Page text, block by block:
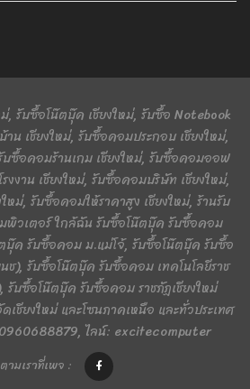
, รับซื้อโน๊ตบุ๊ค เชียงใหม่, รับซื้อ Notebook
น เชียงใหม่, รับซื้อคอมประกอบ เชียงใหม่,
บซื้อคอมร้านเกม เชียงใหม่, รับซื้อคอมออฟ
งาน เชียงใหม่, รับซื้อคอมบริษัท เชียงใหม่,
ม่, รับซื้อคอมให้ราคาสูง เชียงใหม่, ร้านรับ
พิวเตอร์ ใกล้ฉัน รับซื้อโน๊ตบุ๊ค รับซื้อคอม
บุ๊ค รับซื้อคอม ม.แม่โจ้, รับซื้อโน๊ตบุ๊ค รับซื้อ
ช), รับซื้อโน๊ตบุ๊ค รับซื้อคอม เทคโนโลยีราช
รับซื้อโน๊ตบุ๊ค รับซื้อคอม ราชภัฏเชียงใหม่
เชียงใหม่ และโซนภาคเหนือ และทั่วประเทศ
ไลน์: excitecomputer
ามเราที่เพจ :